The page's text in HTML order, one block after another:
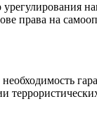
права на